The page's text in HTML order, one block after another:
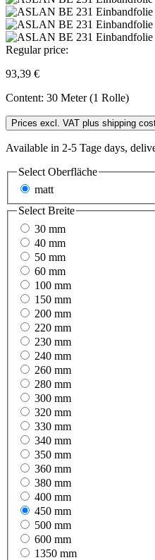
Regular price:
93,39 €
Content: 30 Meter (1 Rolle)
Prices excl. VAT plus shipping
Available in 2-5 Tage days,
Select Oberfläche
matt
SelectBreite
30 mm
40 mm
50 mm
60 mm
100 mm
150 mm
200 mm
220 mm
230 mm
240 mm
260 mm
280 mm
300 mm
320 mm
330 mm
340 mm
350 mm
360 mm
380 mm
400 mm
450 mm
500 mm
600 mm
1350 mm